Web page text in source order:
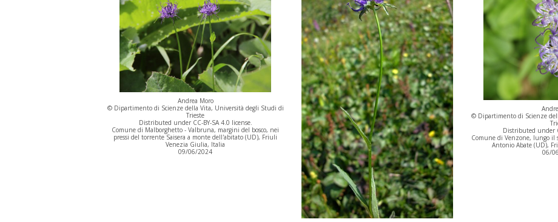
Andrea Moro
© Dipartimento di Scienze della Vita, Università degli Studi di
Trieste
Distributed under CC-BY-SA 4.0 license.
Comune di Malborghetto - Valbruna, margini del bosco, nei
pressi del torrente Saisera a monte dell'abitato (UD), Friuli
Venezia Giulia, Italia
09/06/2024
© Dipartimento di Scienze
Distributed under
Comune di Venzone, lungo il
Antonio Abate (UD),
06/